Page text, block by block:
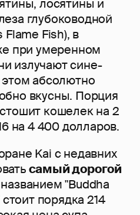
лосятины и
глубоководной
Fish), в
при умеренном
излучают сине-
абсолютно
вкусны. Порция
кошелек на 2
на 4 400 долларов.
Kai с недавних
самый дорогой
"Buddha
порядка 214